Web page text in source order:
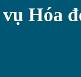
Hóa